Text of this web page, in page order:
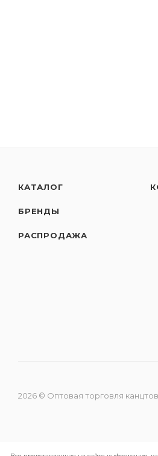
КАТАЛОГ
БРЕНДЫ
РАСПРОДАЖА
2026 © Оптовая торговля